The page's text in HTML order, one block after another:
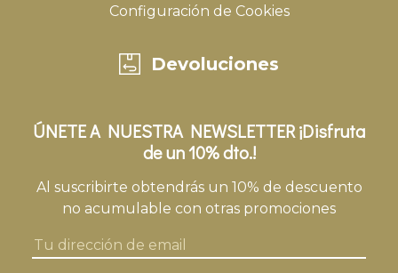
Configuración de Cookies
Devoluciones
ÚNETE A NUESTRA NEWSLETTER ¡Disfruta
de un 10% dto.!
Al suscribirte obtendrás un 10% de descuento
no acumulable con otras promociones